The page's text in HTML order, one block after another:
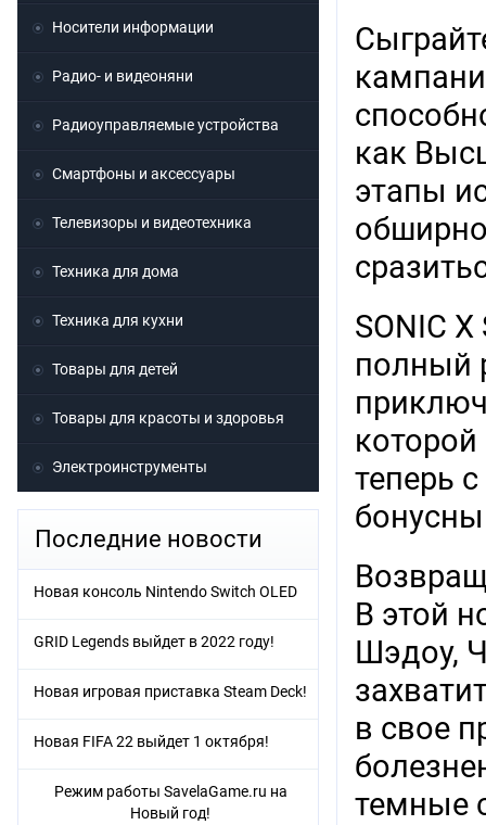
как
этапы
SONIC
полный
теперь
В этой
Шэдоу,
в свое
темные
Носители информации
Радио- и видеоняни
Радиоуправляемые устройства
Смартфоны и аксессуары
Телевизоры и видеотехника
Техника для дома
Техника для кухни
Товары для детей
Товары для красоты и здоровья
Электроинструменты
Последние новости
Новая консоль Nintendo Switch OLED
GRID Legends выйдет в 2022 году!
Новая игровая приставка Steam Deck!
Новая FIFA 22 выйдет 1 октября!
Режим работы SavelaGame.ru на
Новый год!